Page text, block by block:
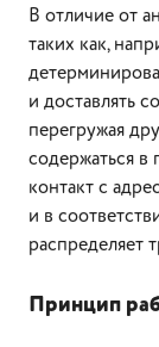
В отличие от
таких как,
и доставлять
перегружая
содержаться в
контакт с
и в
распределяет
Принцип